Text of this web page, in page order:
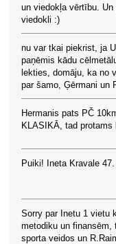
un viedokļa vērtību.
viedokli :)
nu var tkai piekrist, ja
paņēmis kādu
lekties, domāju, ka no
par šamo, Ģērmani un
Hermanis pats PČ
KLASIKĀ, tad
Puiki! Ineta Kravale
Sorry par Inetu 1 vietu
metodiku un
sporta veidos un